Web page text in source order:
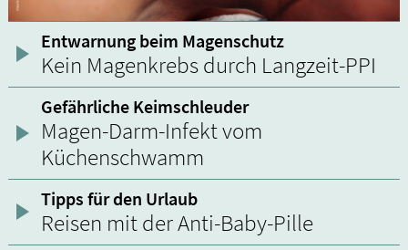
Entwarnung beim Magenschutz
Kein Magenkrebs durch Langzeit-PPI
Gefährliche Keimschleuder
Magen-Darm-Infekt vom
Küchenschwamm
Tipps für den Urlaub
Reisen mit der Anti-Baby-Pille